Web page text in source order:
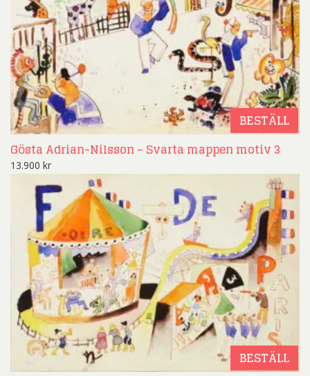
BESTÄLL
Gösta Adrian-Nilsson – Svarta mappen motiv 3
13.900 kr
BESTÄLL